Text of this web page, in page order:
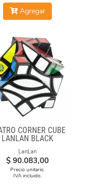
Agregar
CORNER CUBE
LANLAN BLACK
LanLan
$ 90.083,00
Precio unitario.
IVA incluido.